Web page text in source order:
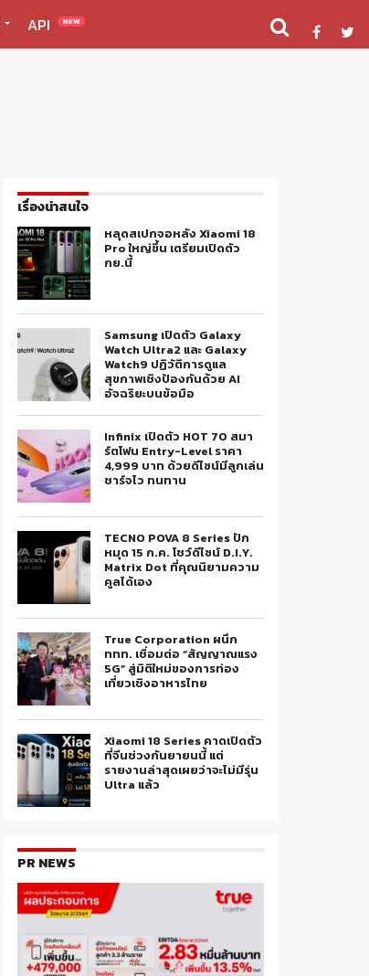
API NEW
เรื่องน่าสนใจ
หลุดสเปกจอหลัง Xiaomi 18
Pro ใหญ่ขึ้น เตรียมเปิดตัว
กย.นี้
Samsung เปิดตัว Galaxy
Watch Ultra2 และ Galaxy
Watch9 ปฏิวัติการดูแล
สุขภาพเชิงป้องกันด้วย AI
อัจฉริยะบนข้อมือ
Infinix เปิดตัว HOT 70 สมา
ร์ตโฟน Entry-Level ราคา
4,999 บาท ด้วยดีไซน์มีลูกเล่น
ชาร์จไว ทนทาน
TECNO POVA 8 Series ปัก
หมุด 15 ก.ค. โชว์ดีไซน์ D.I.Y.
Matrix Dot ที่คุณนิยามความ
คูลได้เอง
True Corporation ผนึก
ททท. เชื่อมต่อ “สัญญาณแรง
5G” สู่มิติใหม่ของการท่อง
เที่ยวเชิงอาหารไทย
Xiaomi 18 Series คาดเปิดตัว
ที่จีนช่วงกันยายนนี้ แต่
รายงานล่าสุดเผยว่าจะไม่มีรุ่น
Ultra แล้ว
PR NEWS